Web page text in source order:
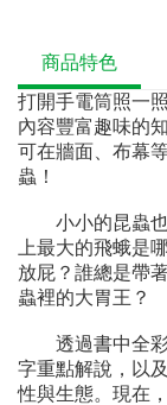
商品特色
打開手電筒照一
內容豐富趣味的
可在牆面、布幕
蟲！
小小的昆蟲也
上最大的飛蛾是
放屁？誰總是帶
蟲裡的大胃王？
透過書中全彩
字重點解說，以
性與生態。現在